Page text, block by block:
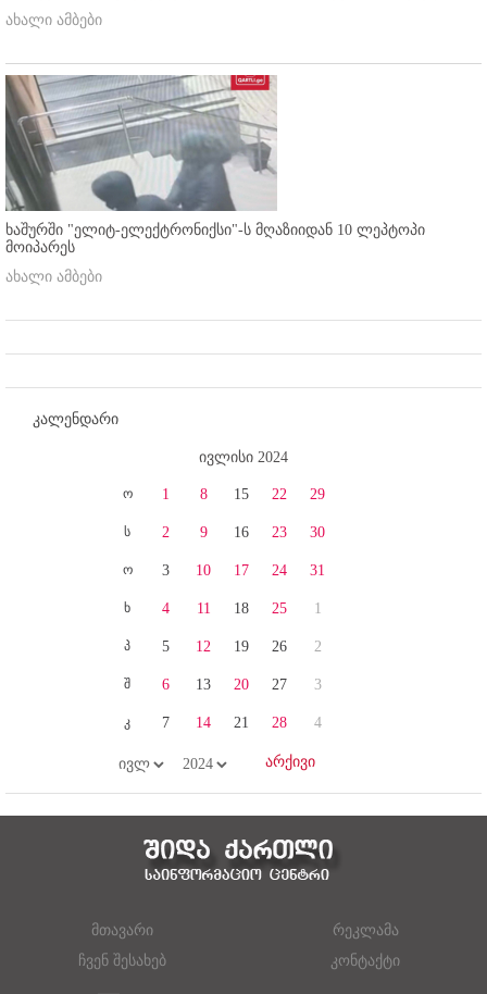
ახალი ამბები
ხაშურში "ელიტ-ელექტრონიქსი"-ს მღაზიიდან 10 ლეპტოპი
მოიპარეს
ახალი ამბები
კალენდარი
ივლისი 2024
ო
ს
ო
ხ
პ
შ
კ
1
2
3
4
5
6
7
8
9
10
11
12
13
14
15
16
17
18
19
20
21
22
23
24
25
26
27
28
29
30
31
1
2
3
4
მთავარი
რეკლამა
ჩვენ შესახებ
კონტაქტი